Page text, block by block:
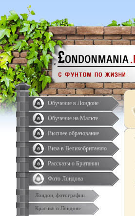
Обучение в Лондоне
Обучение на Мальте
Высшее образование
Виза в Великобританию
Рассказы о Британии
Фото Лондона
Лондон, фотографии
Красиво о Лондоне